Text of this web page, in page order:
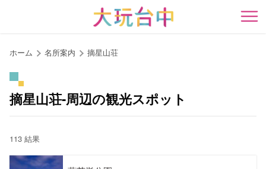
開
ホーム 名所案内 摘星山荘
摘星山荘-周辺の観光スポット
113 結果